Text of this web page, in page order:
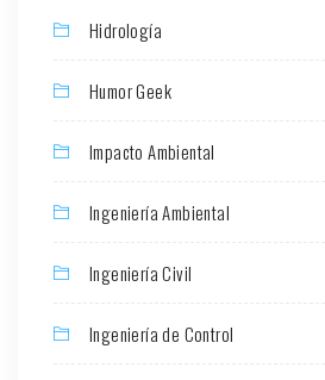
Hidrología
Humor Geek
Impacto Ambiental
Ingeniería Ambiental
Ingeniería Civil
Ingeniería de Control